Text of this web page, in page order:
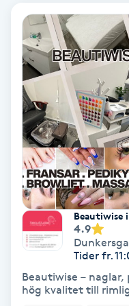
Ansiktsbehandling
Babylights
Balayage
Bambumassage
Barber
Barnklippning
Blowout
Beautiwise
4.9
Tider fr.
Beautiwise – naglar,
hög kvalitet till